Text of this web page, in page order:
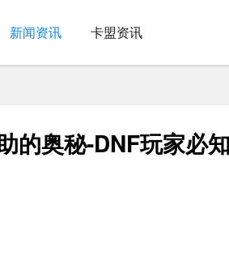
新闻资讯 卡盟资讯
的奥秘-DNF玩家必